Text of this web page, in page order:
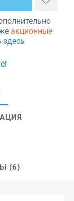
акционные
здесь
(6)